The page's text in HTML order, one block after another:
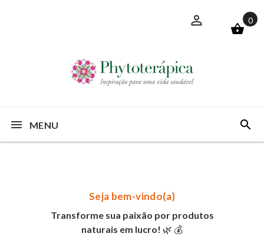
0
MENU
Seja bem-vindo(a)
Transforme sua paixão por produtos
naturais em lucro! 🌿 💰